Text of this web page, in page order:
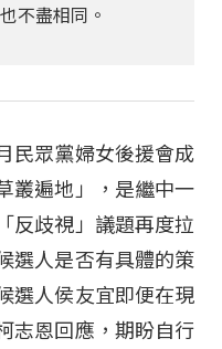
不盡相同。
民眾黨婦女後援會成
叢遍地」，是繼中一
反歧視」議題再度拉
選人是否有具體的策
選人侯友宜即便在現
志恩回應，期盼自行